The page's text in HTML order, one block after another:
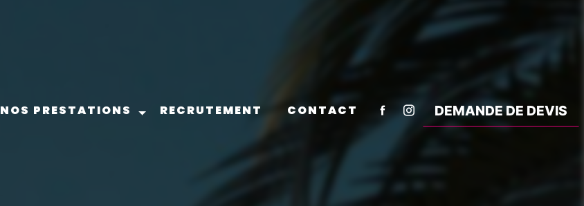
NOS PRESTATIONS RECRUTEMENT CONTACT DEMANDE DE DEVIS